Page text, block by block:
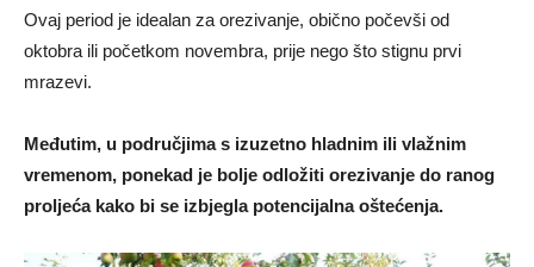
Ovaj period je idealan za orezivanje, obično počevši od
oktobra ili početkom novembra, prije nego što stignu prvi
mrazevi.
Međutim, u područjima s izuzetno hladnim ili vlažnim
vremenom, ponekad je bolje odložiti orezivanje do ranog
proljeća kako bi se izbjegla potencijalna oštećenja.